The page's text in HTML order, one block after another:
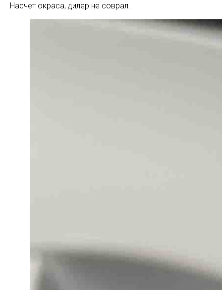
Насчет окраса, дилер не соврал.